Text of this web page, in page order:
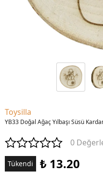
Toysilla
YB33 Doğal Ağaç Yılbaşı Süsü
0
Tükendi ₺ 13.20